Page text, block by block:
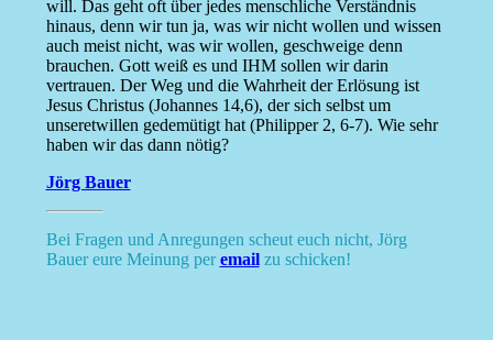
will. Das geht oft über jedes menschliche Verständnis
hinaus, denn wir tun ja, was wir nicht wollen und wissen
auch meist nicht, was wir wollen, geschweige denn
brauchen. Gott weiß es und IHM sollen wir darin
vertrauen. Der Weg und die Wahrheit der Erlösung ist
Jesus Christus (Johannes 14,6), der sich selbst um
unseretwillen gedemütigt hat (Philipper 2, 6-7). Wie sehr
haben wir das dann nötig?
Jörg Bauer
Bei Fragen und Anregungen scheut euch nicht, Jörg
Bauer eure Meinung peremailzu schicken!